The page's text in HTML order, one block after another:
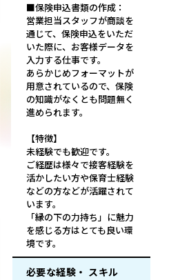
■保険申込書類の作成：
営業担当スタッフが商談を
通じて、保険申込をいただ
いた際に、お客様データを
入力する仕事です。
あらかじめフォーマットが
用意されているので、保険
の知識がなくとも問題無く
進められます。
【特徴】
未経験でも歓迎です。
ご経歴は様々で接客経験を
活かしたい方や保育士経験
などの方などが活躍されて
います。
「縁の下の力持ち」に魅力
を感じる方はとても良い環
境です。
必要な経験・ スキル